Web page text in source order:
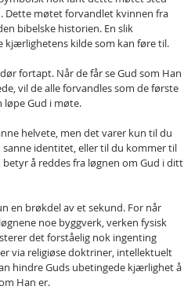
Dette møtet forvandlet kvinnen fra
bibelske historien. En slik
kjærlighetens kilde som kan føre til.
fortapt. Når de får se Gud som Han
vil de alle forvandles som de første
løpe Gud i møte.
helvete, men det varer kun til du
identitet, eller til du kommer til
å reddes fra løgnen om Gud i ditt
en brøkdel av et sekund. For når
noe byggverk, verken fysisk
det forståelig nok ingenting
via religiøse doktriner, intellektuelt
hindre Guds ubetingede kjærlighet å
Han er.